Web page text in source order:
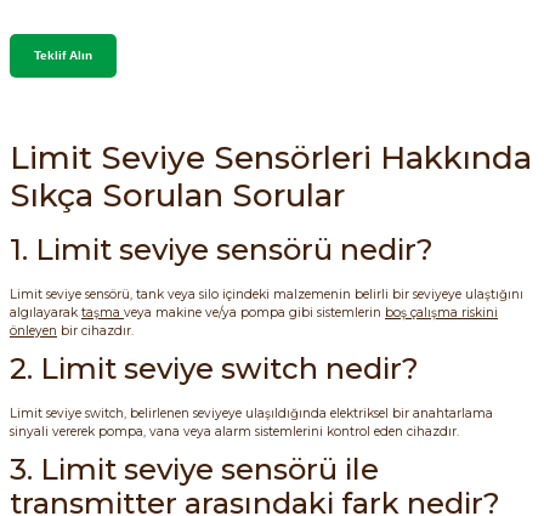
Yol Vericiler
Pako Şalterler
Teklif Alın
Limit Seviye Sensörleri Hakkında
Sıkça Sorulan Sorular
1. Limit seviye sensörü nedir?
Limit seviye sensörü, tank veya silo içindeki malzemenin belirli bir seviyeye ulaştığını
algılayarak taşma veya makine ve/ya pompa gibi sistemlerin boş çalışma riskini
önleyen bir cihazdır.
2. Limit seviye switch nedir?
Limit seviye switch, belirlenen seviyeye ulaşıldığında elektriksel bir anahtarlama
sinyali vererek pompa, vana veya alarm sistemlerini kontrol eden cihazdır.
3. Limit seviye sensörü ile
transmitter arasındaki fark nedir?